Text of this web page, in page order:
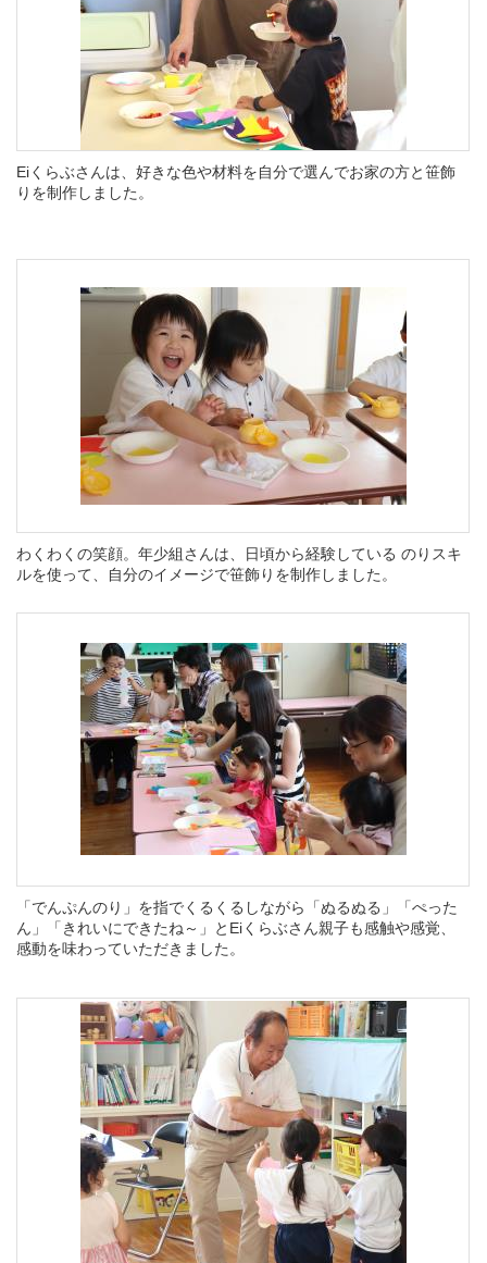
Eiくらぶさんは、好きな色や材料を自分で選んでお家の方と笹飾
りを制作しました。
わくわくの笑顔。年少組さんは、日頃から経験している のりスキ
ルを使って、自分のイメージで笹飾りを制作しました。
「でんぷんのり」を指でくるくるしながら
「ぬるぬる」「ぺった
ん」「きれいにできたね～」とEiくらぶさん親子も感触や感覚、
感動を味わっていただきました。